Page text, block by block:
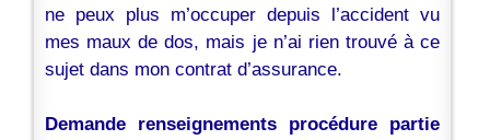
ne peux plus m’occuper depuis l’accident vu
mes maux de dos, mais je n’ai rien trouvé à ce
sujet dans mon contrat d’assurance.
Demande renseignements procédure partie